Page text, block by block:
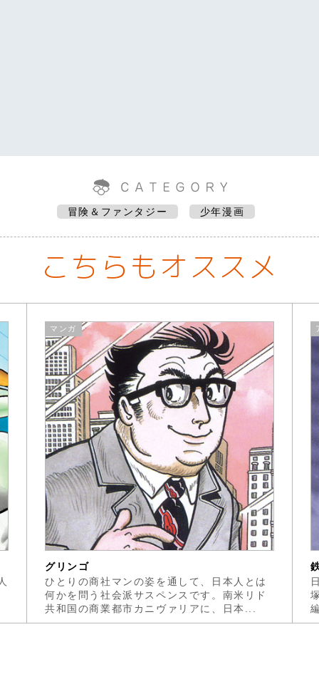
冒険＆ファンタジー 少年漫画
こちらもオススメ
マンガ
グリンゴ
ひとりの商社マンの姿を通して、日本人とは
何かを問う社会派サスペンスです。南米リド
共和国の商業都市カニヴァリアに、日本...